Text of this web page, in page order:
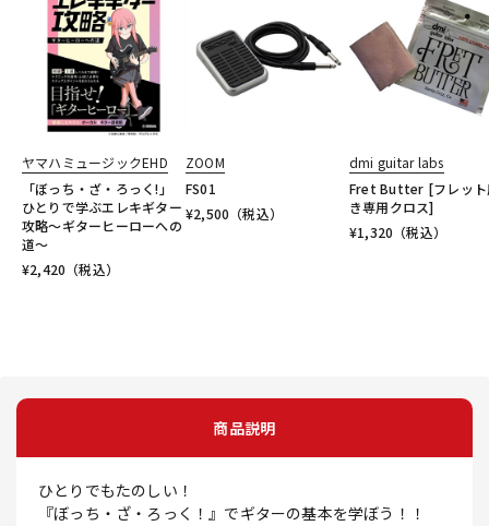
ヤマハミュージックEHD
「ぼっち・ざ・ろっく!」
ひとりで学ぶエレキギター
攻略～ギターヒーローへの
道～
¥2,420 （税込）
ZOOM
FS01
¥2,500 （税込）
dmi guitar labs
Fret Butter [フレット
き専用クロス]
¥1,320 （税込）
商品説明
ひとりでもたのしい！
『ぼっち・ざ・ろっく！』でギターの基本を学ぼう！！